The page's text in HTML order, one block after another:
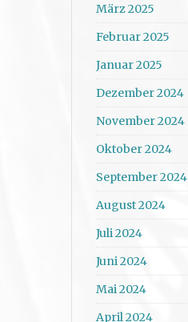
März 2025
Februar 2025
Januar 2025
Dezember 2024
November 2024
Oktober 2024
September 2024
August 2024
Juli 2024
Juni 2024
Mai 2024
April 2024